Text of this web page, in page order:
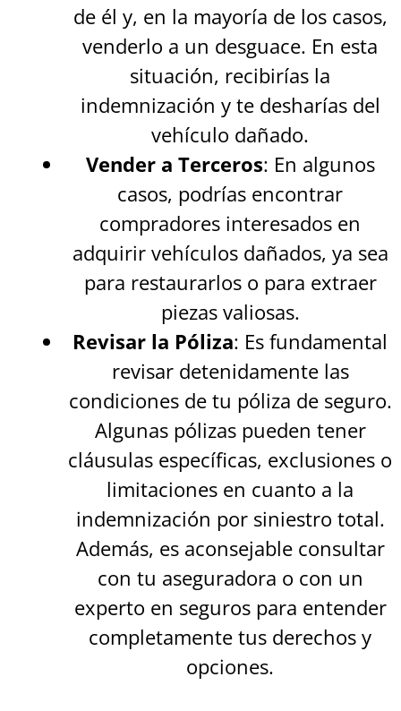
de él y, en la mayoría de los casos,
venderlo a un desguace. En esta
situación, recibirías la
indemnización y te desharías del
vehículo dañado.
Vender a Terceros: En algunos
casos, podrías encontrar
compradores interesados en
adquirir vehículos dañados, ya sea
para restaurarlos o para extraer
piezas valiosas.
Revisar la Póliza: Es fundamental
revisar detenidamente las
condiciones de tu póliza de seguro.
Algunas pólizas pueden tener
cláusulas específicas, exclusiones o
limitaciones en cuanto a la
indemnización por siniestro total.
Además, es aconsejable consultar
con tu aseguradora o con un
experto en seguros para entender
completamente tus derechos y
opciones.